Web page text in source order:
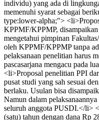
individu) yang ada di
memenuhi syarat sebagai
type:lower-alpha;">
KPPMF/KPPMP,
mengetahui pimpinan
oleh KPPMF/KPPMP tanpa
pelaksanaan penelitian harus
pascasarjana mengacu pada
<li>Proposal penelitian PPI
pusat studi yang sah sesuai
berlaku. Usulan bisa
Namun dalam
seluruh anggota PUSDI.</li>
(satu) tahun dengan dana Rp